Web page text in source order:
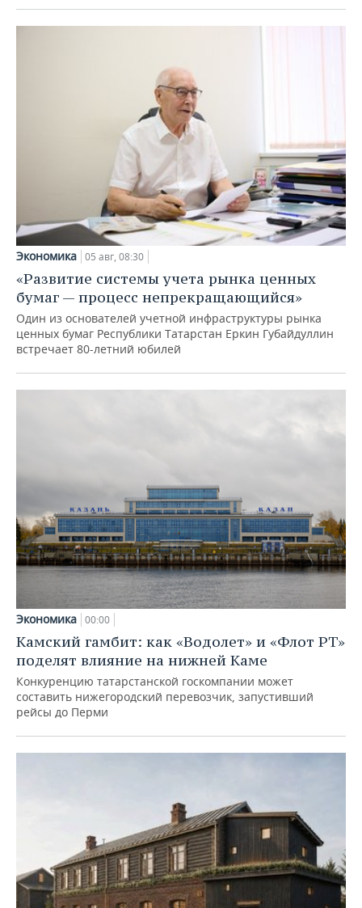
Экономика 05 авг, 08:30
«Развитие системы учета рынка ценных
бумаг — процесс непрекращающийся»
Один из основателей учетной инфраструктуры рынка
ценных бумаг Республики Татарстан Еркин Губайдуллин
встречает 80-летний юбилей
Экономика 00:00
Камский гамбит: как «Водолет» и «Флот РТ»
поделят влияние на нижней Каме
Конкуренцию татарстанской госкомпании может
составить нижегородский перевозчик, запустивший
рейсы до Перми